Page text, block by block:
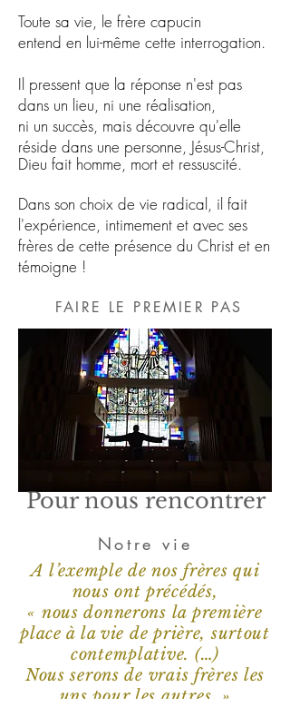
Toute sa vie, le frère capucin
entend en lui-même cette interrogation.
Il pressent que la réponse n'est pas
dans un lieu, ni une réalisation,
ni un succès, mais découvre qu'elle
réside dans une personne, Jésus-Christ,
Dieu fait homme, mort et ressuscité.
Dans son choix de vie radical, il fait
l'expérience, intimement et avec ses
frères de cette présence du Christ et en
témoigne !
FAIRE LE PREMIER PAS
Pour nous rencontrer
Notre vie
A l’exemple de nos frères qui
nous ont précédés,
« nous donnerons la première
place à la vie de prière, surtout
contemplative. (…)
Nous serons de vrais frères les
uns pour les autres. »